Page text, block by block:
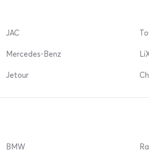
JAC
Mercedes-Benz
Jetour
BMW